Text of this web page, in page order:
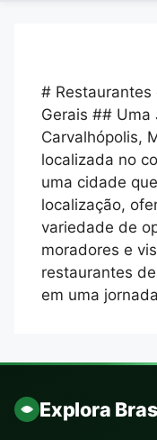
# Restaurantes
Gerais ## Uma
Carvalhópolis,
localizada no
uma cidade
localização,
variedade de
moradores e
restaurantes
em uma
Explora